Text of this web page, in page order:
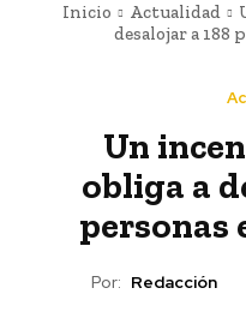
Inicio Actualidad
desalojar a 188
Un
obliga a
personas
Por: Redacción